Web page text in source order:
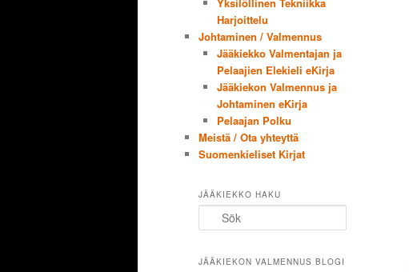
Yksilöllinen Tekniikka
Harjoittelu
Johtaminen / Valmennus
Jääkiekko Valmentajan ja
Pelaajien Elekieli eKirja
Jääkiekon Valmennus ja
Johtaminen eKirja
Pelaajan Polku
Meistä / Ota yhteyttä
Suomenkieliset Kirjat
JÄÄKIEKKO HAKU
JÄÄKIEKON VALMENNUS BLOGI